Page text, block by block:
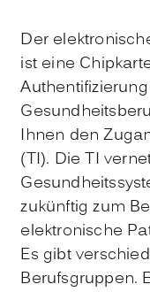
Der
ist eine
Ihnen den
(TI). Die TI
zukünftig zum
elektronische
Es gibt
Berufsgruppen.